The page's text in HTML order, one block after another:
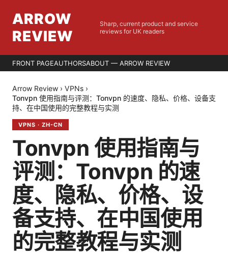
ARROW
REVIEW
Sharp, current product and service
reviews for UK readers
FRONT PAGEAUTHORSABOUT — ARROW REVIEW
Arrow Review › VPNs ›
Tonvpn 使用指南与评测：Tonvpn 的速度、隐私、价格、设备支
持、在中国使用的完整教程与实测
VPNS · ZH-CN
Tonvpn 使用指南与
评测：Tonvpn 的速
度、隐私、价格、设
备支持、在中国使用
的完整教程与实测